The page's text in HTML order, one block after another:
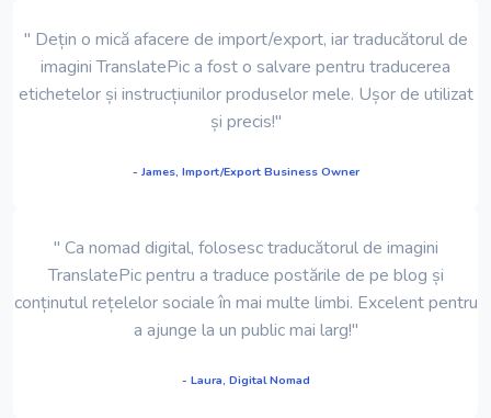
" Dețin o mică afacere de import/export, iar traducătorul de
imagini TranslatePic a fost o salvare pentru traducerea
etichetelor și instrucțiunilor produselor mele. Ușor de utilizat
și precis!"
- James, Import/Export Business Owner
" Ca nomad digital, folosesc traducătorul de imagini
TranslatePic pentru a traduce postările de pe blog și
conținutul rețelelor sociale în mai multe limbi. Excelent pentru
a ajunge la un public mai larg!"
- Laura, Digital Nomad